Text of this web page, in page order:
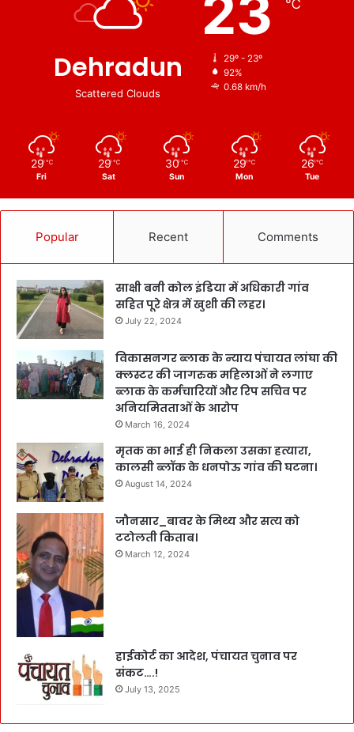
Dehradun
Scattered Clouds
23 ℃
29º - 23º
92%
0.68 km/h
29 ℃
Fri
29 ℃
Sat
30 ℃
Sun
29 ℃
Mon
26 ℃
Tue
Popular Recent Comments
साक्षी बनी कोल इंडिया में अधिकारी गांव
सहित पूरे क्षेत्र में खुशी की लहर।
July 22, 2024
विकासनगर ब्लाक के न्याय पंचायत लांघा की
क्लस्टर की जागरुक महिलाओं ने लगाए
ब्लाक के कर्मचारियों और रिप सचिव पर
अनियमितताओं के आरोप
March 16, 2024
मृतक का भाई ही निकला उसका हत्यारा,
कालसी ब्लॉक के धनपोऊ गांव की घटना।
August 14, 2024
जौनसार_बावर के मिथ्य और सत्य को
टटोलती किताब।
March 12, 2024
हाईकोर्ट का आदेश, पंचायत चुनाव पर
संकट….!
July 13, 2025